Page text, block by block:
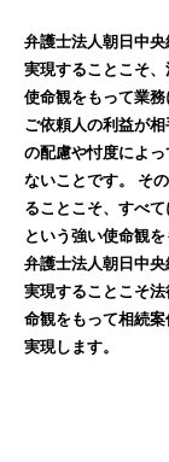
弁護士法人朝日中
実現することこそ
使命観をもって業務
ご依頼人の利益が
の配慮や忖度によ
ないことです。 そ
ることこそ、すべ
という強い使命観
弁護士法人朝日中
実現することこそ
命観をもって相続
実現します。